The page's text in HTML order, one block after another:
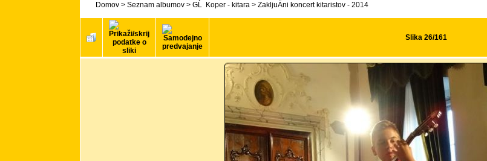
Domov > Seznam albumov > GĹ Koper - kitara > ZakljuÄni koncert kitaristov - 2014
Slika 26/161